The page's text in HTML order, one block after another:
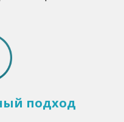
подход